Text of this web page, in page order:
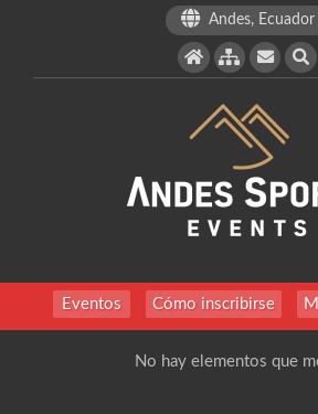
Andes, Ecuador
Eventos Cómo inscribirse
No hay elementos que